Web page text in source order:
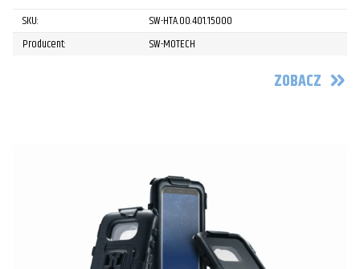
SKU:
SW-HTA.00.401.15000
Producent:
SW-MOTECH
ZOBACZ